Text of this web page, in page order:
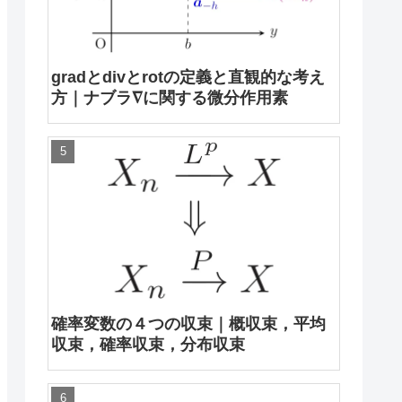
gradとdivとrotの定義と直観的な考え
方｜ナブラ∇に関する微分作用素
確率変数の４つの収束｜概収束，平均
収束，確率収束，分布収束